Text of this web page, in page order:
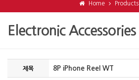
Home Products
Electronic Accessories
제목 8P iPhone Reel WT